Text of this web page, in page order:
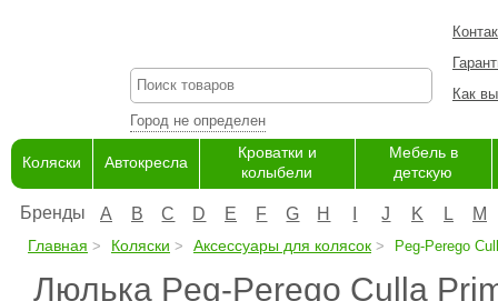
Город не определен
Как
Коляски Автокресла
Кроватки и
колыбели
Мебель в
детскую
Бренды A B C D E F G H J K L M
Главная Коляски Аксессуары для колясок Peg-Perego
Люлька Peg-Perego Culla